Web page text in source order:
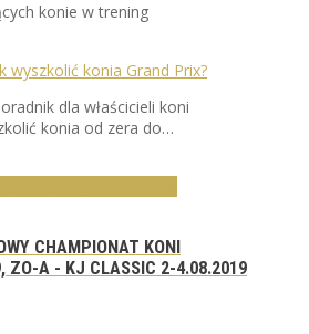
konie w trening
wyszkolić konia Grand Prix?
dla właścicieli koni
konia od zera do…
CHAMPIONAT KONI
ZO-A - KJ CLASSIC 2-4.08.2019